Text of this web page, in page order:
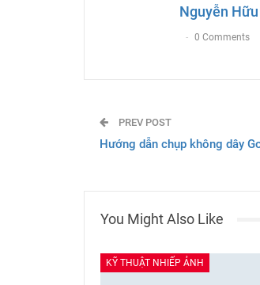
Nguyễn
0 Comments
PREV POST
Hướng dẫn chụp không dây
You Might Also Like
KỸ THUẬT NHIẾP ẢNH